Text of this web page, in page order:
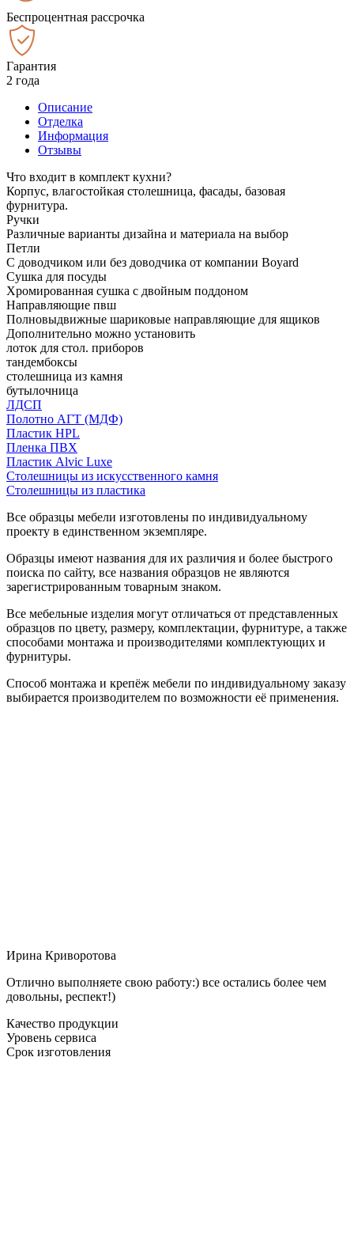
Беспроцентная рассрочка
Гарантия
2 года
Описание
Отделка
Информация
Отзывы
Что входит в комплект кухни?
Корпус, влагостойкая столешница, фасады, базовая
фурнитура.
Ручки
Различные варианты дизайна и материала на выбор
Петли
С доводчиком или без доводчика от компании Boyard
Сушка для посуды
Хромированная сушка с двойным поддоном
Направляющие пвш
Полновыдвижные шариковые направляющие для ящиков
Дополнительно можно установить
лоток для стол. приборов
тандембоксы
столешница из камня
бутылочница
ЛДСП
Полотно АГТ (МДФ)
Пластик HPL
Пленка ПВХ
Пластик Alvic Luxe
Столешницы из искусственного камня
Столешницы из пластика
Все образцы мебели изготовлены по индивидуальному
проекту в единственном экземпляре.
Образцы имеют названия для их различия и более быстрого
поиска по сайту, все названия образцов не являются
зарегистрированным товарным знаком.
Все мебельные изделия могут отличаться от представленных
образцов по цвету, размеру, комплектации, фурнитуре, а также
способами монтажа и производителями комплектующих и
фурнитуры.
Способ монтажа и крепёж мебели по индивидуальному заказу
выбирается производителем по возможности её применения.
Ирина Криворотова
Отлично выполняете свою работу:) все остались более чем
довольны, респект!)
Качество продукции
Уровень сервиса
Срок изготовления